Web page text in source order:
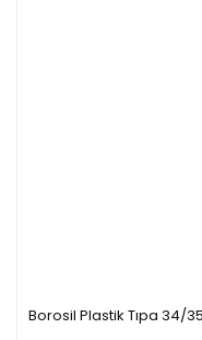
Borosil Plastik Tıpa 34/